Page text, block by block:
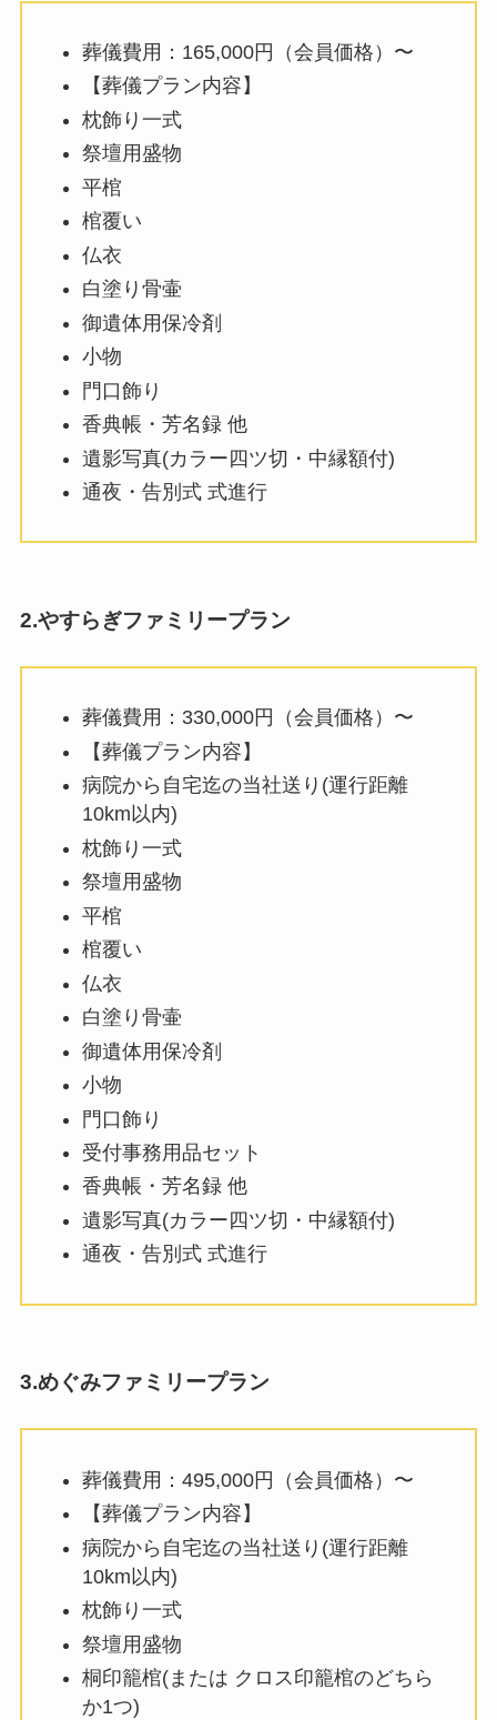
葬儀費用：165,000円（会員価格）〜
【葬儀プラン内容】
枕飾り一式
祭壇用盛物
平棺
棺覆い
仏衣
白塗り骨壷
御遺体用保冷剤
小物
門口飾り
香典帳・芳名録 他
遺影写真(カラー四ツ切・中縁額付)
通夜・告別式 式進行
2.やすらぎファミリープラン
葬儀費用：330,000円（会員価格）〜
【葬儀プラン内容】
病院から自宅迄の当社送り(運行距離
10km以内)
枕飾り一式
祭壇用盛物
平棺
棺覆い
仏衣
白塗り骨壷
御遺体用保冷剤
小物
門口飾り
受付事務用品セット
香典帳・芳名録 他
遺影写真(カラー四ツ切・中縁額付)
通夜・告別式 式進行
3.めぐみファミリープラン
葬儀費用：495,000円（会員価格）〜
【葬儀プラン内容】
病院から自宅迄の当社送り(運行距離
10km以内)
枕飾り一式
祭壇用盛物
桐印籠棺(または クロス印籠棺のどちら
か1つ)